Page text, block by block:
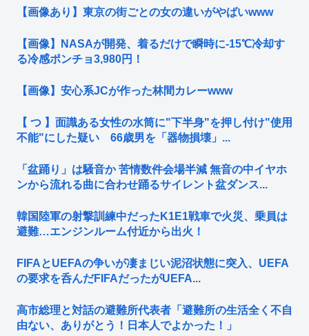
【画像あり】東京の街ごとの女の違いがやばいwww
【画像】NASAが開発、着るだけで瞬時に-15℃冷却す
る冷感ポンチョ3,980円！
【画像】安心系JCが作った林間カレーwww
【 つ 】面識ある女性の水筒に"下半身"を押し付け"使用
不能"にした疑い 66歳男を「器物損壊」...
「盆踊り」は騒音か 苦情数件会場半減 無音の中イヤホ
ンから流れる曲に合わせ踊るサイレント盆ダンス...
韓国陸軍の射撃訓練中だったK1E1戦車で火災、乗員は
避難…エンジンルーム付近から出火！
FIFAとUEFAの争いが凄まじい泥沼状態に突入、UEFA
の要求を呑んだFIFAだったがUEFA...
高市総理と対話の避難所代表者「避難所の生活全く不自
由ない、ありがとう！日本人でよかった！」